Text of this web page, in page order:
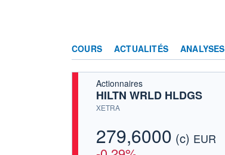
COURS ACTUALITÉS ANALYSES
Actionnaires
HILTN WRLD HLDGS
XETRA
279,6000 (c) EUR